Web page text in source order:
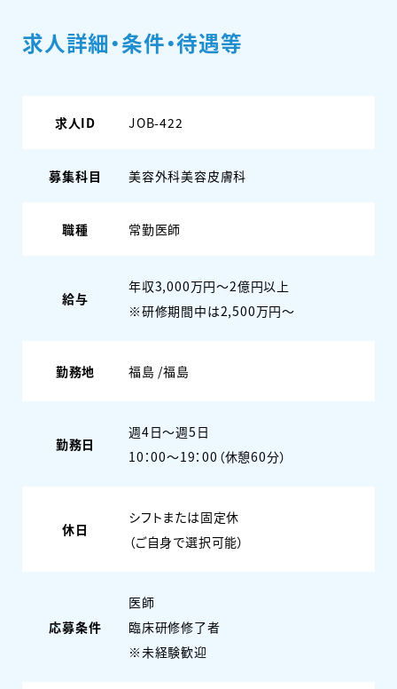
求人詳細・条件・待遇等
求人ID JOB-422
募集科目 美容外科美容皮膚科
職種 常勤医師
給与
年収3,000万円～2億円以上
※研修期間中は2,500万円～
勤務地 福島 /福島
勤務日
週4日〜週5日
10：00～19：00（休憩60分）
休日
シフトまたは固定休
（ご自身で選択可能）
応募条件
医師
臨床研修修了者
※未経験歓迎